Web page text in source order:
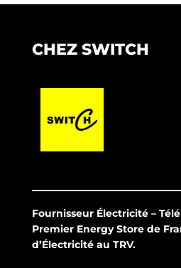
CHEZ SWITCH
Fournisseur Électricité –
Premier Energy Store de
d’Électricité au TRV.